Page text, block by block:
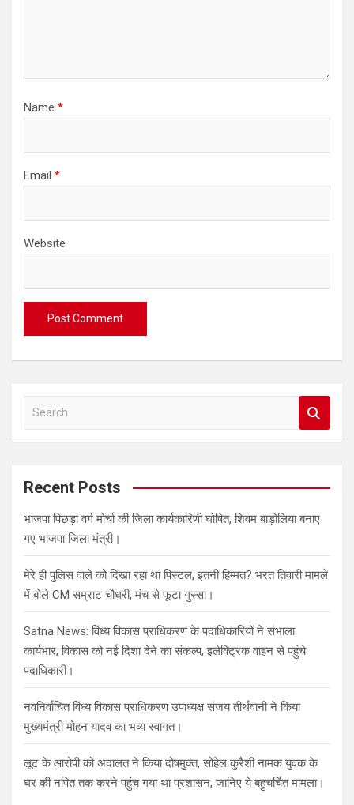
Name *
Email *
Website
a
c
Recent Posts
भाजपा पिछड़ा वर्ग मोर्चा की जिला कार्यकारिणी घोषित, शिवम बाड़ोलिया बनाए
गए भाजपा जिला मंत्री।
मेरे ही पुलिस वाले को दिखा रहा था पिस्टल, इतनी हिम्मत? भरत तिवारी मामले
में बोले CM सम्राट चौधरी, मंच से फूटा गुस्सा।
Satna News: विंध्य विकास प्राधिकरण के पदाधिकारियों ने संभाला
कार्यभार, विकास को नई दिशा देने का संकल्प, इलेक्ट्रिक वाहन से पहुंचे
पदाधिकारी।
नवनिर्वाचित विंध्य विकास प्राधिकरण उपाध्यक्ष संजय तीर्थवानी ने किया
मुख्यमंत्री मोहन यादव का भव्य स्वागत।
लूट के आरोपी को अदालत ने किया दोषमुक्त, सोहेल कुरैशी नामक युवक के
घर की नपित तक करने पहुंच गया था प्रशासन, जानिए ये बहुचर्चित मामला।